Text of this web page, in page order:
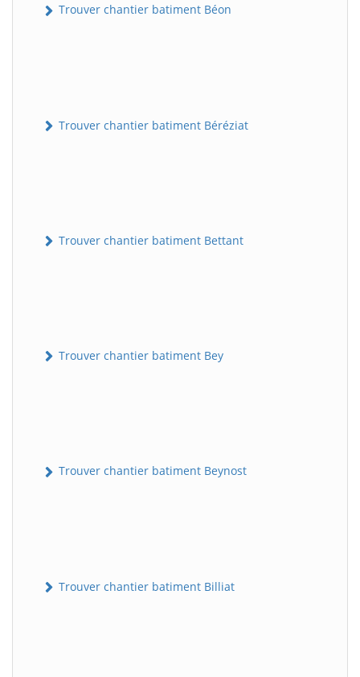
Trouver chantier batiment Béon
Trouver chantier batiment Béréziat
Trouver chantier batiment Bettant
Trouver chantier batiment Bey
Trouver chantier batiment Beynost
Trouver chantier batiment Billiat